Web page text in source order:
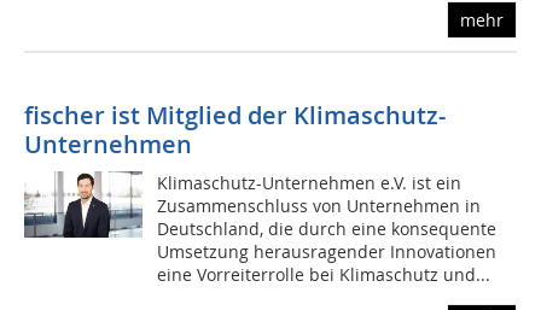
mehr
fischer ist Mitglied der Klimaschutz-
Unternehmen
Klimaschutz-Unternehmen e.V. ist ein
Zusammenschluss von Unternehmen in
Deutschland, die durch eine konsequente
Umsetzung herausragender Innovationen
eine Vorreiterrolle bei Klimaschutz und...